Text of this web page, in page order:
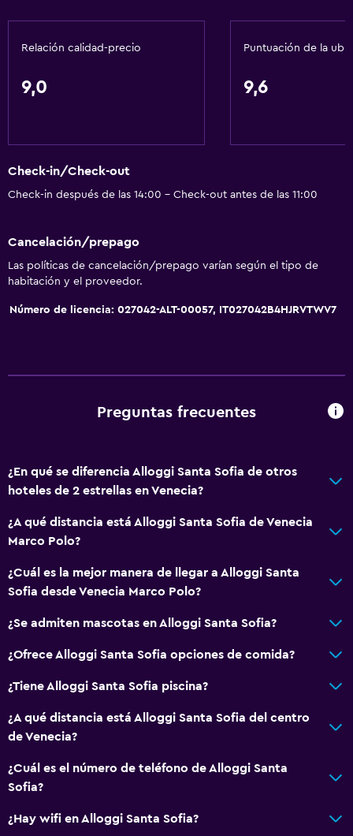
Mascotas permitidas bajo consulta (pueden aplicar cargos
extra)
Para no fumadores
Almohada sin plumas
Aseo
Papel higiénico
Baño privado
Habitaciones familiares
Sofá
Piso de mosaico/mármol
Vista a la ciudad
Espacio de almacenamiento
Comedor
Relación calidad-precio
9,0
Puntuación de la
9,6
Check-in/Check-out
Check-in después de las 14:00 - Check-out antes de las 11:00
Cancelación/prepago
Las políticas de cancelación/prepago varían según el tipo de
habitación y el proveedor.
Número de licencia: 027042-ALT-00057, IT027042B4HJRVTWV7
Preguntas frecuentes
¿En qué se diferencia Alloggi Santa Sofia de otros
hoteles de 2 estrellas en Venecia?
¿A qué distancia está Alloggi Santa Sofia de Venecia
Marco Polo?
¿Cuál es la mejor manera de llegar a Alloggi Santa
Sofia desde Venecia Marco Polo?
¿Se admiten mascotas en Alloggi Santa Sofia?
¿Ofrece Alloggi Santa Sofia opciones de comida?
¿Tiene Alloggi Santa Sofia piscina?
¿A qué distancia está Alloggi Santa Sofia del centro
de Venecia?
¿Cuál es el número de teléfono de Alloggi Santa
Sofia?
¿Hay wifi en Alloggi Santa Sofia?